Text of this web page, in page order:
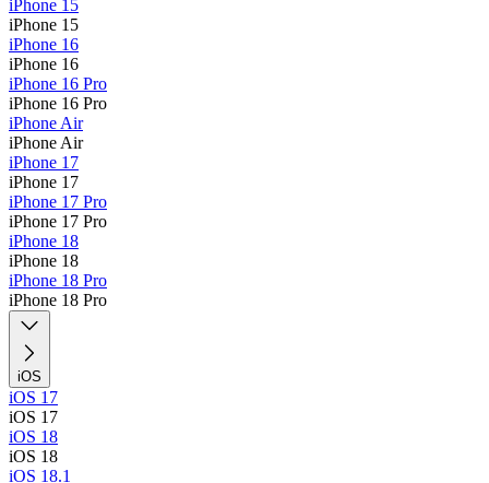
iPhone 15
iPhone 15
iPhone 16
iPhone 16
iPhone 16 Pro
iPhone 16 Pro
iPhone Air
iPhone Air
iPhone 17
iPhone 17
iPhone 17 Pro
iPhone 17 Pro
iPhone 18
iPhone 18
iPhone 18 Pro
iPhone 18 Pro
iOS
iOS 17
iOS 17
iOS 18
iOS 18
iOS 18.1